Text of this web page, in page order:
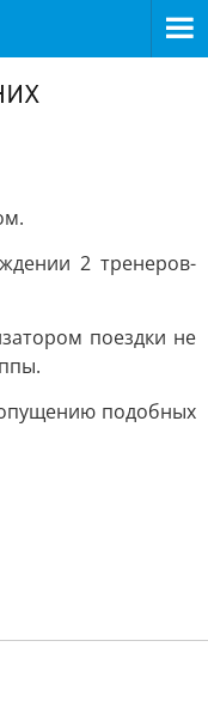
2 тренеров-
поездки не
подобных